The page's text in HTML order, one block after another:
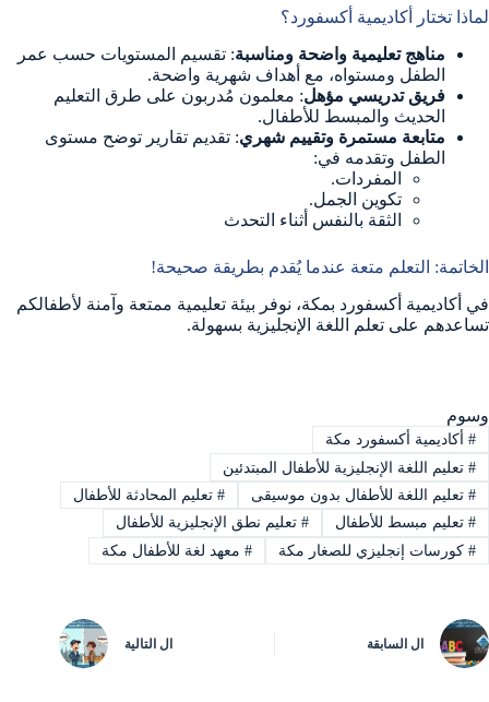
لماذا تختار أكاديمية أكسفورد؟
مناهج تعليمية واضحة ومناسبة: تقسيم المستويات حسب عمر
الطفل ومستواه، مع أهداف شهرية واضحة.
فريق تدريسي مؤهل: معلمون مُدربون على طرق التعليم
الحديث والمبسط للأطفال.
متابعة مستمرة وتقييم شهري: تقديم تقارير توضح مستوى
الطفل وتقدمه في:
المفردات.
تكوين الجمل.
الثقة بالنفس أثناء التحدث
الخاتمة: التعلم متعة عندما يُقدم بطريقة صحيحة!
في أكاديمية أكسفورد بمكة، نوفر بيئة تعليمية ممتعة وآمنة لأطفالكم
تساعدهم على تعلم اللغة الإنجليزية بسهولة.
وسوم
#أكاديمية أكسفورد مكة
#تعليم اللغة الإنجليزية للأطفال المبتدئين
#تعليم اللغة للأطفال بدون موسيقى #تعليم المحادثة للأطفال
#تعليم مبسط للأطفال #تعليم نطق الإنجليزية للأطفال
#كورسات إنجليزي للصغار مكة #معهد لغة للأطفال مكة
ال السابقة ال التالية